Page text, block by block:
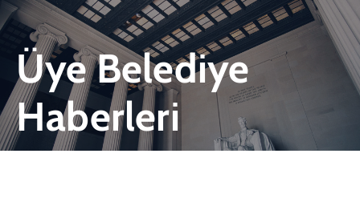
ÜYE
BELEDİYELER
HABERLER
DUYURULAR
PROJELER
Üye Belediye
Haberleri